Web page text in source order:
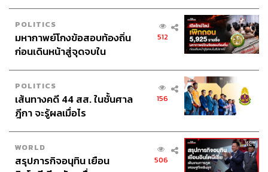
Credits
Show Creatorนครินทร์ วนกิจไพบูลย์
Head of The Secret Sauce
Video Editorวุฒิชัย ถิระบัญชาศักดิ์
Sound Designer & Engineer
กฤตพล จียะเกียรติ
Sound Recording Engineer
ขจีพรรณ วิจิตรรัตน์
POLITICS
มหากาพย์โกงข้อสอบท้องถิ่น
ก่อนเดินหน้าสู่จุดจบใน
512
POLITICS
เส้นทางคดี 44 สส. ในชั้นศาล
ฎีกา จะรู้ผลเมื่อไร
156
WORLD
สรุปภารกิจอนุทิน เยือน
506